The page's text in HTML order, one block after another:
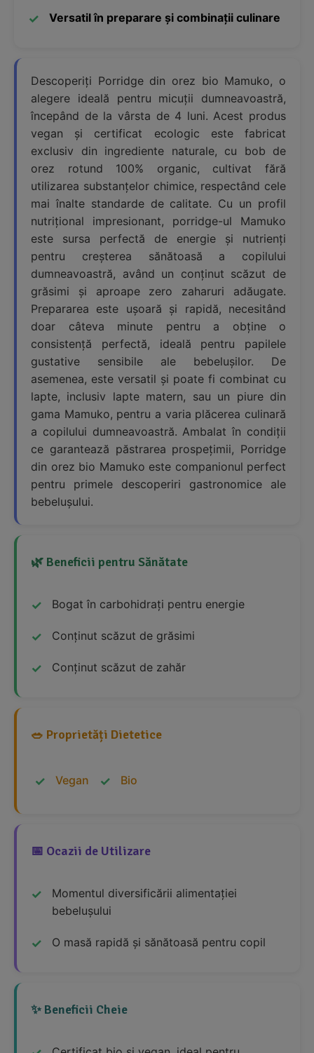
Versatil în preparare și combinații culinare
Descoperiți Porridge din orez bio Mamuko, o
alegere ideală pentru micuții dumneavoastră,
începând de la vârsta de 4 luni. Acest produs
vegan și certificat ecologic este fabricat
exclusiv din ingrediente naturale, cu bob de
orez rotund 100% organic, cultivat fără
utilizarea substanțelor chimice, respectând cele
mai înalte standarde de calitate. Cu un profil
nutrițional impresionant, porridge-ul Mamuko
este sursa perfectă de energie și nutrienți
pentru creșterea sănătoasă a copilului
dumneavoastră, având un conținut scăzut de
grăsimi și aproape zero zaharuri adăugate.
Prepararea este ușoară și rapidă, necesitând
doar câteva minute pentru a obține o
consistență perfectă, ideală pentru papilele
gustative sensibile ale bebelușilor. De
asemenea, este versatil și poate fi combinat cu
lapte, inclusiv lapte matern, sau un piure din
gama Mamuko, pentru a varia plăcerea culinară
a copilului dumneavoastră. Ambalat în condiții
ce garantează păstrarea prospețimii, Porridge
din orez bio Mamuko este companionul perfect
pentru primele descoperiri gastronomice ale
bebelușului.
🌿 Beneficii pentru Sănătate
Bogat în carbohidrați pentru energie
Conținut scăzut de grăsimi
Conținut scăzut de zahăr
🥗 Proprietăți Dietetice
Vegan Bio
📅 Ocazii de Utilizare
Momentul diversificării alimentației
bebelușului
O masă rapidă și sănătoasă pentru copil
✨ Beneficii Cheie